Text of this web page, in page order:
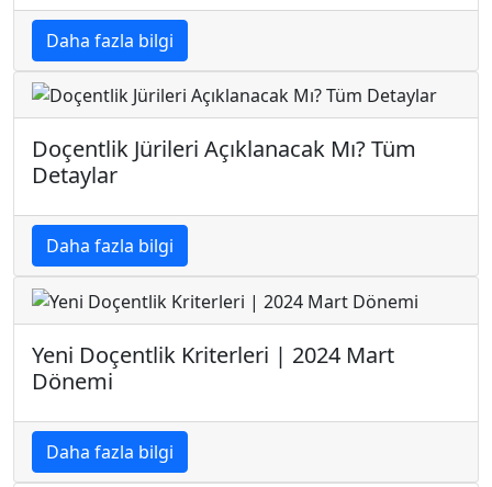
Daha fazla bilgi
Doçentlik Jürileri Açıklanacak Mı? Tüm
Detaylar
Daha fazla bilgi
Yeni Doçentlik Kriterleri | 2024 Mart
Dönemi
Daha fazla bilgi